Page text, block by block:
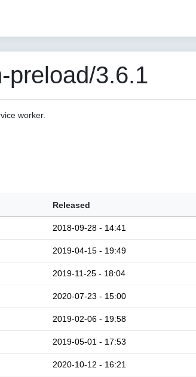
preload/3.6.1
worker.
Released
2018-09-28 - 14:41
2019-04-15 - 19:49
2019-11-25 - 18:04
2020-07-23 - 15:00
2019-02-06 - 19:58
2019-05-01 - 17:53
2020-10-12 - 16:21